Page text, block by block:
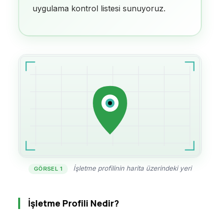
uygulama kontrol listesi sunuyoruz.
GÖRSEL 1 İşletme profilinin harita üzerindeki yeri
İşletme Profili Nedir?